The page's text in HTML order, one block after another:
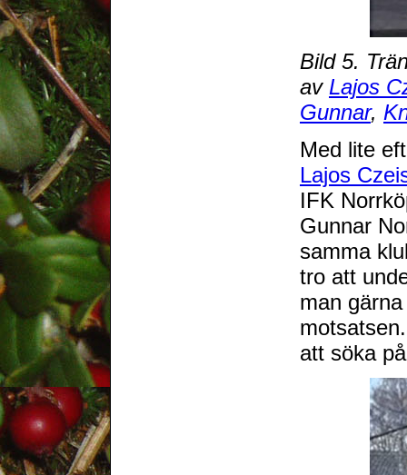
Bild 5.
av Lajos
Gunnar,
Med lite
Lajos
IFK
Gunnar
samma
tro att
man
att söka